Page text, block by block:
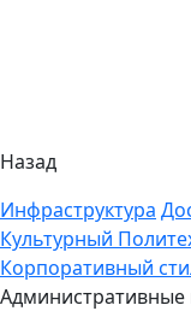
Назад
Инфраструктура
Культурный
Корпоративный
Административные